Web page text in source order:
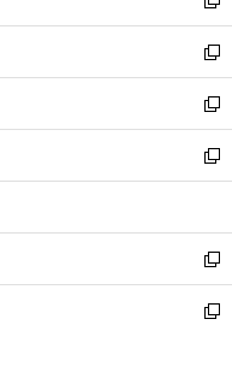
開
く
ウ
で
開
く
ン
ド
ウ
で
開
く
ウ
ィ
ン
ド
ウ
で
開
新
し
い
ウ
ィ
ン
ド
ウ
開
く
新
し
い
ウ
ィ
ン
ウ
で
開
く
新
し
い
ウ
ン
ド
ウ
で
新
し
ウ
ィ
ン
ド
新
し
い
新